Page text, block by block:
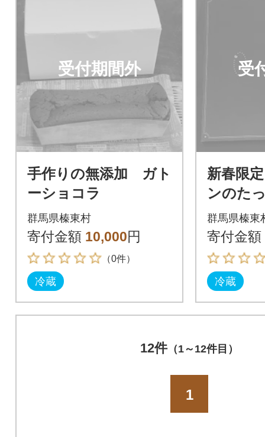
受付期間外
手作りの無添加 ガト
ーショコラ
群馬県榛東村
寄付金額 10,000円
（0件）
冷蔵
受
新春限
ンのた
レン』
群馬県榛東
寄付金額
冷蔵
12件（1～12件目）
1